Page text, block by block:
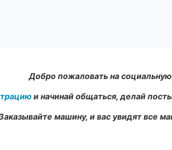
Добро пожаловать на
и начинай общаться, делай
машину, и вас увидят все